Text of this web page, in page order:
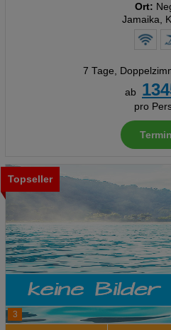
Ort:
Jamaika,
7 Tage,
ab
pro
3
Topseller